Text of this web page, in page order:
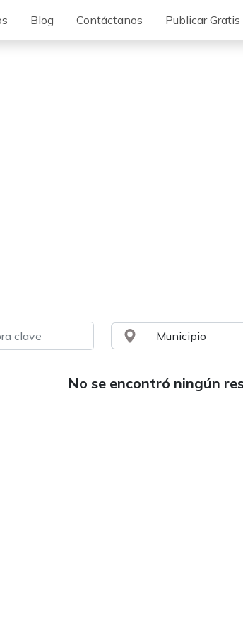
Blog Contáctanos Publicar Gratis
No se encontró ningún